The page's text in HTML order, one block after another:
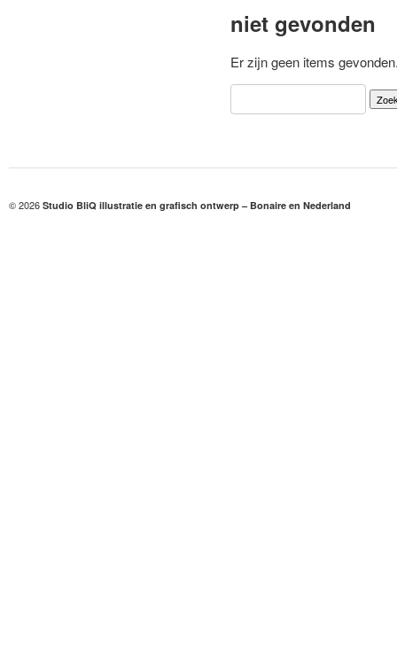
niet gevonden
Er zijn geen items
Zoeken
naar:
© 2026 Studio BliQ illustratie en grafisch ontwerp – Bonaire en Nederland